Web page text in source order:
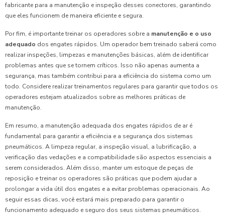
fabricante para a manutenção e inspeção desses conectores, garantindo
que eles funcionem de maneira eficiente e segura.
Por fim, é importante treinar os operadores sobre a manutenção e o uso
adequado dos engates rápidos. Um operador bem treinado saberá como
realizar inspeções, limpezas e manutenções básicas, além de identificar
problemas antes que se tornem críticos. Isso não apenas aumenta a
segurança, mas também contribui para a eficiência do sistema como um
todo. Considere realizar treinamentos regulares para garantir que todos os
operadores estejam atualizados sobre as melhores práticas de
manutenção.
Em resumo, a manutenção adequada dos engates rápidos de ar é
fundamental para garantir a eficiência e a segurança dos sistemas
pneumáticos. A limpeza regular, a inspeção visual, a lubrificação, a
verificação das vedações e a compatibilidade são aspectos essenciais a
serem considerados. Além disso, manter um estoque de peças de
reposição e treinar os operadores são práticas que podem ajudar a
prolongar a vida útil dos engates e a evitar problemas operacionais. Ao
seguir essas dicas, você estará mais preparado para garantir o
funcionamento adequado e seguro dos seus sistemas pneumáticos.